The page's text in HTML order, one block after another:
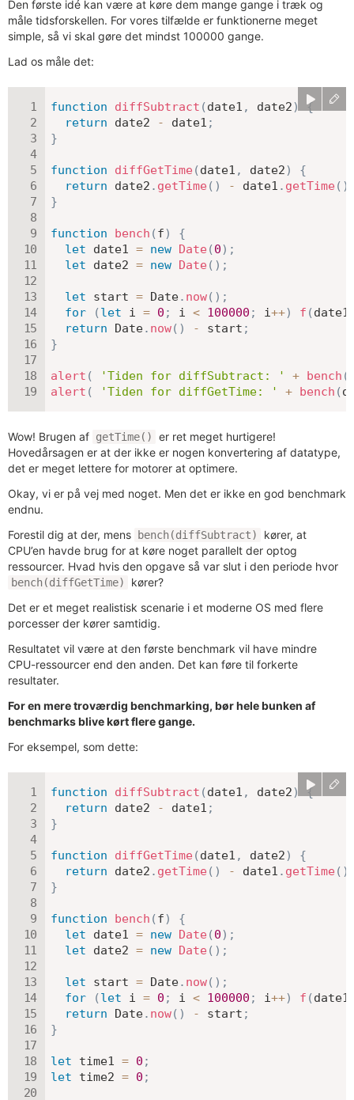
Den første idé kan være at køre dem mange gange i træk og
måle tidsforskellen. For vores tilfælde er funktionerne meget
simple, så vi skal gøre det mindst 100000 gange.
Lad os måle det:
function diffSubtract (date1 , date2)
{
return date2 - date1 ;
}
function diffGetTime (date1 , date2)
{
return date2 . getTime ( ) - date1 . getTime ( )
}
function bench (f)
{
let date1 = new Date (0) ;
let date2 = new Date ( ) ;
let start = Date. now( ) ;
for
(let i = 0 ; i < 100000 ; i++) f (date1
return Date. now( ) - start ;
}
alert ( 'Tiden for diffSubtract: ' + bench (
alert ( 'Tiden for diffGetTime: ' + bench (
Wow! Brugen af getTime()
er ret meget hurtigere!
Hovedårsagen er at der ikke er nogen konvertering af datatype,
det er meget lettere for motorer at optimere.
Okay, vi er på vej med noget. Men det er ikke en god benchmark
endnu.
Forestil dig at der, mens
bench(diffSubtract)
kører, at
CPU’en havde brug for at køre noget parallelt der optog
ressourcer. Hvad hvis den opgave så var slut i den periode hvor
bench(diffGetTime)
kører?
Det er et meget realistisk scenarie i et moderne OS med flere
porcesser der kører samtidig.
Resultatet vil være at den første benchmark vil have mindre
CPU-ressourcer end den anden. Det kan føre til forkerte
resultater.
For en mere troværdig benchmarking, bør hele bunken af
benchmarks blive kørt flere gange.
For eksempel, som dette:
function diffSubtract (date1 , date2)
{
return date2 - date1 ;
}
function diffGetTime (date1 , date2)
{
return date2 . getTime ( ) - date1 . getTime ( )
}
function bench (f)
{
let date1 = new Date (0) ;
let date2 = new Date ( ) ;
let start = Date. now( ) ;
for
(let i = 0 ; i < 100000 ; i++) f (date1
return Date. now( ) - start ;
}
let time1 = 0 ;
let time2 = 0 ;